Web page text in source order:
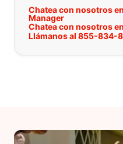
Chatea con nosotros
Manager
Chatea con nosotros
Llámanos al 855-834-